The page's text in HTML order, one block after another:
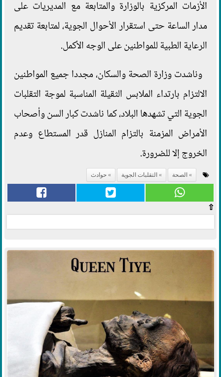
الأزمات المركزية بالوزارة والمتابعة مع المديريات على
مدار الساعة حتى استقرار الأحوال الجوية، لمتابعة تقديم
الرعاية الطبية للمواطنين على الوجه الأكمل.
وناشدت وزارة الصحة والسكان، مجددا جميع المواطنين
الالتزام بارتداء الملابس الثقيلة المناسبة لموجة التقلبات
الجوية التي تشهدها البلاد، كما ناشدت كبار السن وأصحاب
الأمراض المزمنة بالتزام المنازل قدر المستطاع وعدم
الخروج إلا للضرورة.
الصحة التقلبات الجوية حوادث
⇧